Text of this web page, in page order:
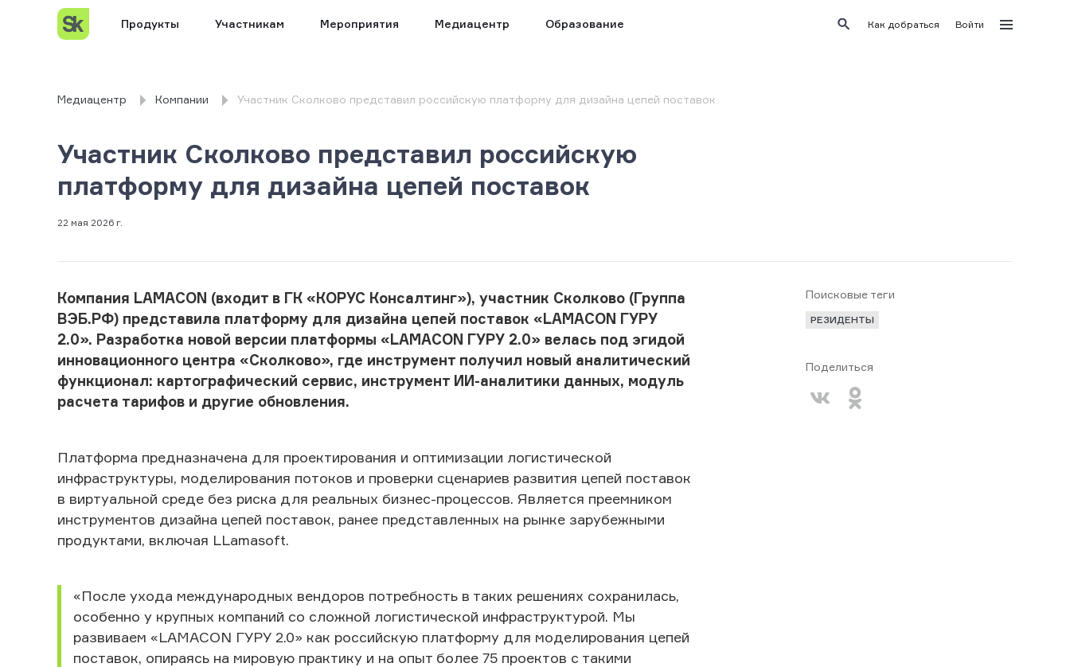
Продукты Участникам Мероприятия Медиацентр Образование Как добраться Войти
Медиацентр Компании Участник Сколково представил российскую платформу для дизайна цепей поставок
Участник Сколково представил российскую
платформу для дизайна цепей поставок
22 мая 2026 г.
Компания LAMACON (входит в ГК «КОРУС Консалтинг»), участник Сколково (Группа
ВЭБ.РФ) представила платформу для дизайна цепей поставок «LAMACON ГУРУ
2.0». Разработка новой версии платформы «LAMACON ГУРУ 2.0» велась под эгидой
инновационного центра «Сколково», где инструмент получил новый аналитический
функционал: картографический сервис, инструмент ИИ-аналитики данных, модуль
расчета тарифов и другие обновления.
Платформа предназначена для проектирования и оптимизации логистической
инфраструктуры, моделирования потоков и проверки сценариев развития цепей поставок
в виртуальной среде без риска для реальных бизнес-процессов. Является преемником
инструментов дизайна цепей поставок, ранее представленных на рынке зарубежными
продуктами, включая LLamasoft.
«После ухода международных вендоров потребность в таких решениях сохранилась,
особенно у крупных компаний со сложной логистической инфраструктурой. Мы
развиваем «LAMACON ГУРУ 2.0» как российскую платформу для моделирования цепей
поставок, опираясь на мировую практику и на опыт более 75 проектов с такими
Поисковые теги
РЕЗИДЕНТЫ
Поделиться